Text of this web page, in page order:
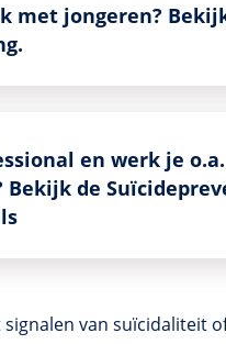
met jongeren?
en werk je
Bekijk de
signalen van suïcidaliteit